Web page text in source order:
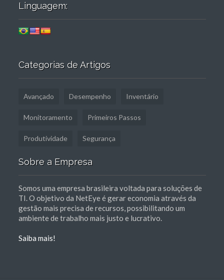
Linguagem:
Categorias de Artigos
Avançado Desempenho Inventário
Monitoramento Primeiros Passos
Produtividade Segurança
Sobre a Empresa
Somos uma empresa brasileira voltada para soluções de
TI. O objetivo da NetEye é gerar economia através da
gestão mais precisa de recursos, possibilitando um
ambiente de trabalho mais justo e lucrativo.
Saiba mais!